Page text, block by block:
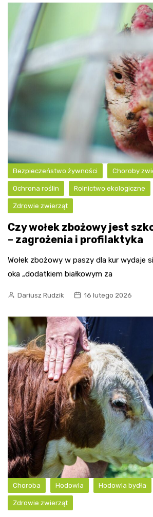
Bezpieczeństwo żywności Choroby
Ochrona roślin Rolnictwo ekologiczne
Zdrowie zwierząt
Czy wołek zbożowy jest
– zagrożenia i profilaktyka
Wołek zbożowy w paszy dla kur wydaje
oka „dodatkiem białkowym za
Dariusz Rudzik 16 lutego 2026
Choroba Hodowla Hodowla bydła
Zdrowie zwierząt